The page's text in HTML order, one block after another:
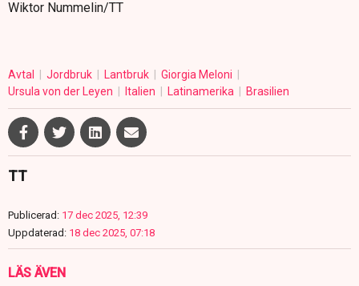
Wiktor Nummelin/TT
Avtal Jordbruk Lantbruk
Giorgia Meloni
Ursula von der Leyen
Italien Latinamerika Brasilien
TT
Publicerad: 17 dec 2025, 12:39
Uppdaterad: 18 dec 2025, 07:18
LÄS ÄVEN